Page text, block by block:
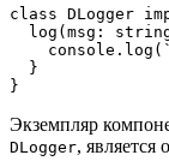
class DLogger
log(msg:
  }
}
Экземпляр
DLogger, является